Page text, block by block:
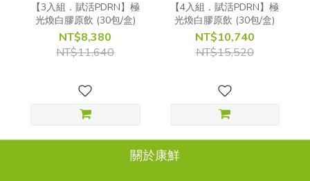
【3入組．賦活PDRN】極
光煥白膠原飲 (30包/盒)
NT$8,380
NT$11,640
【4入組．賦活PDRN】極
光煥白膠原飲 (30包/盒)
NT$10,740
NT$15,520
關於康鮮